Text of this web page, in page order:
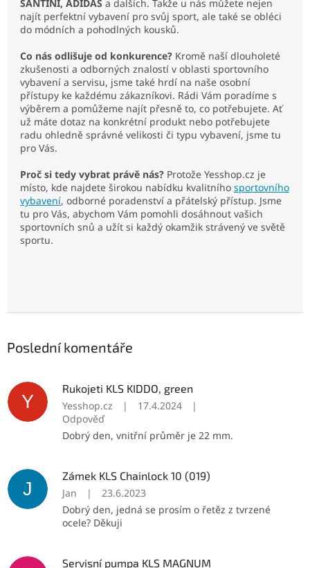
SANTINI, ADIDAS a dalších. Takže u nás můžete nejen
najít perfektní vybavení pro svůj sport, ale také se obléci
do módních a pohodlných kousků.
Co nás odlišuje od konkurence? Kromě naší dlouholeté
zkušenosti a odborných znalostí v oblasti sportovního
vybavení a servisu, jsme také hrdí na naše osobní
přístupy ke každému zákazníkovi. Rádi Vám poradíme s
výběrem a pomůžeme najít přesně to, co potřebujete. Ať
už máte dotaz na konkrétní produkt nebo potřebujete
radu ohledně správné velikosti či typu vybavení, jsme tu
pro Vás.
Proč si tedy vybrat právě nás? Protože Yesshop.cz je
místo, kde najdete širokou nabídku kvalitního sportovního
vybavení, odborné poradenství a přátelský přístup. Jsme
tu pro Vás, abychom Vám pomohli dosáhnout vašich
sportovních snů a užít si každý okamžik strávený ve světě
sportu.
Poslední komentáře
Y
Rukojeti KLS KIDDO, green
Yesshop.cz
| 17.4.2024
|
Odpověď
Dobrý den, vnitřní průměr je 22 mm.
J
Zámek KLS Chainlock 10 (019)
Jan
|
23.6.2023
Dobrý den, jedná se prosím o řetěz z tvrzené
ocele? Děkuji
Servisní pumpa KLS MAGNUM